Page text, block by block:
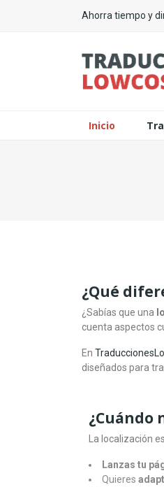
Ahorra tiempo y
Inicio
¿Qué
¿Sabías que una
cuenta aspectos
En
diseñados para
¿Cuándo
La localización
Lanzas tu
Quieres